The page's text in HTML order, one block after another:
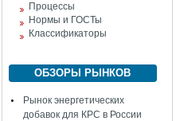
Процессы
Нормы и ГОСТы
Классификаторы
ОБЗОРЫ РЫНКОВ
Рынок энергетических
добавок для КРС в России